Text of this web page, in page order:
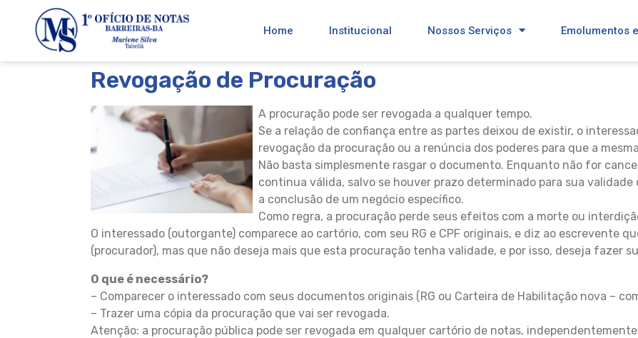
Home Institucional Nossos Serviços Emolumentos
Revogação de Procuração
A procuração pode ser revogada a qualquer tempo.
Se a relação de confiança entre as partes deixou de existir, o
revogação da procuração ou a renúncia dos poderes para que a
Não basta simplesmente rasgar o documento. Enquanto não for
continua válida, salvo se houver prazo determinado para sua
a conclusão de um negócio específico.
Como regra, a procuração perde seus efeitos com a morte ou
O interessado (outorgante) comparece ao cartório, com seu RG e CPF originais, e diz ao escrevente
(procurador), mas que não deseja mais que esta procuração tenha validade, e por isso, deseja fazer
O que é necessário?
– Comparecer o interessado com seus documentos originais (RG ou Carteira de Habilitação nova –
– Trazer uma cópia da procuração que vai ser revogada.
Atenção: a procuração pública pode ser revogada em qualquer cartório de notas,